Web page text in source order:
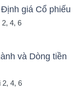
giá Cổ phiếu
2, 4, 6
và Dòng tiền
2, 4, 6